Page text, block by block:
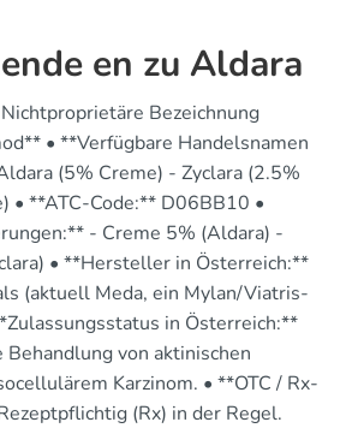
en zu Aldara
Bezeichnung
• **Verfügbare Handelsnamen
(5% Creme) - Zyclara (2.5%
• **ATC-Code:** D06BB10 •
- Creme 5% (Aldara) -
• **Hersteller in Österreich:**
(aktuell Meda, ein Mylan/Viatris-
in Österreich:**
von aktinischen
Karzinom. • **OTC / Rx-
(Rx) in der Regel.